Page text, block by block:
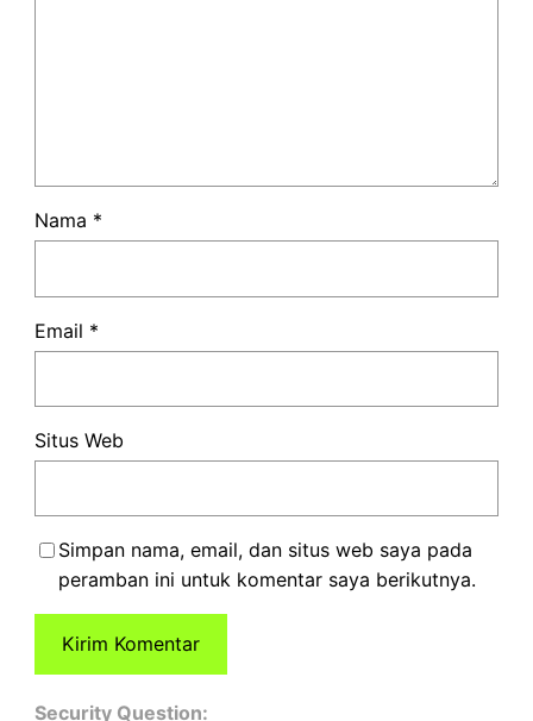
Nama *
Email *
Situs Web
Simpan nama, email, dan situs web saya pada
peramban ini untuk komentar saya berikutnya.
Security Question: